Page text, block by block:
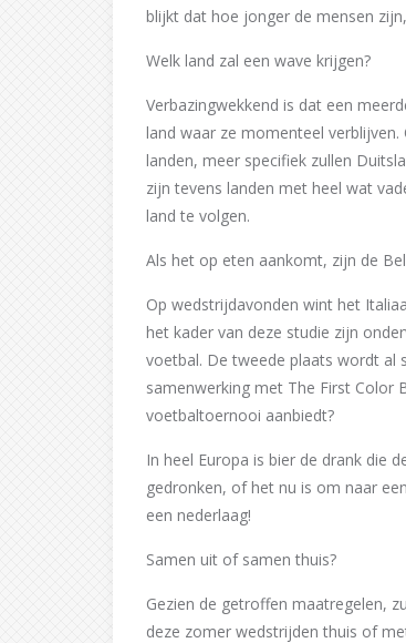
blijkt dat hoe jonger de mensen
Welk land zal een wave krijgen?
Verbazingwekkend is dat een
land waar ze momenteel
landen, meer specifiek zullen
zijn tevens landen met heel wat
land te volgen.
Als het op eten aankomt, zijn de
Op wedstrijdavonden wint het
het kader van deze studie zijn
voetbal. De tweede plaats wordt al
samenwerking met The First Color
voetbaltoernooi aanbiedt?
In heel Europa is bier de drank die
gedronken, of het nu is om naar
een nederlaag!
Samen uit of samen thuis?
Gezien de getroffen maatregelen,
deze zomer wedstrijden thuis of